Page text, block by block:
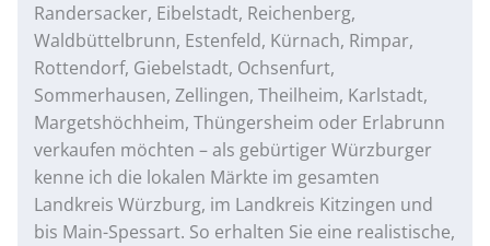
Randersacker, Eibelstadt, Reichenberg,
Waldbüttelbrunn, Estenfeld, Kürnach, Rimpar,
Rottendorf, Giebelstadt, Ochsenfurt,
Sommerhausen, Zellingen, Theilheim, Karlstadt,
Margetshöchheim, Thüngersheim oder Erlabrunn
verkaufen möchten – als gebürtiger Würzburger
kenne ich die lokalen Märkte im gesamten
Landkreis Würzburg, im Landkreis Kitzingen und
bis Main-Spessart. So erhalten Sie eine realistische,